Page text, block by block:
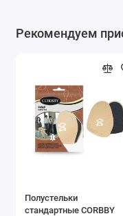
Рекомендуем
Полустельки
стандартные CORBBY